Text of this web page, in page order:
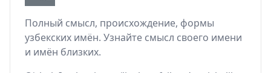
Полный смысл, происхождение, формы
узбекских имён. Узнайте смысл своего имени
и имён близких.